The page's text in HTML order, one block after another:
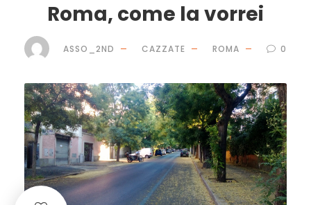
Roma, come la vorrei
ASSO_2ND CAZZATE ROMA 0